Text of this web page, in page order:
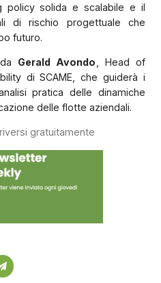
policy solida e scalabile e il
di rischio progettuale che
futuro.
Gerald Avondo , Head of
di SCAME, che guiderà i
pratica delle dinamiche
delle flotte aziendali.
gratuitamente